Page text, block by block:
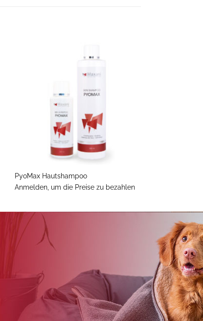
PyoMax Hautshampoo
Anmelden, um die Preise zu bezahlen